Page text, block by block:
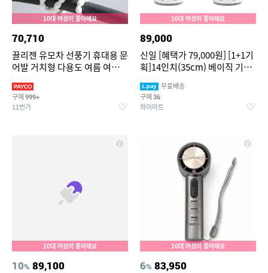
10대 여성이 좋아해요
70,710
끌리젠 유모차 선풍기 휴대용 문
어발 거치형 다용도 여름 여행용
구매 999+
11번가
10대 여성이 좋아해요
89,000
신일 [혜택가 79,000원] [1+1기
획]14인치(35cm) 베이직 기계
개, 3단계 풍속, 타이머)
무료배송
구매 36
하이마트
10대 여성이 좋아해요
10% 89,100
10대 여성이 좋아해요
6% 83,950